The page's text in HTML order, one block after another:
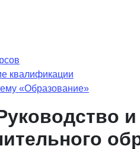
квалификации
«Образование»